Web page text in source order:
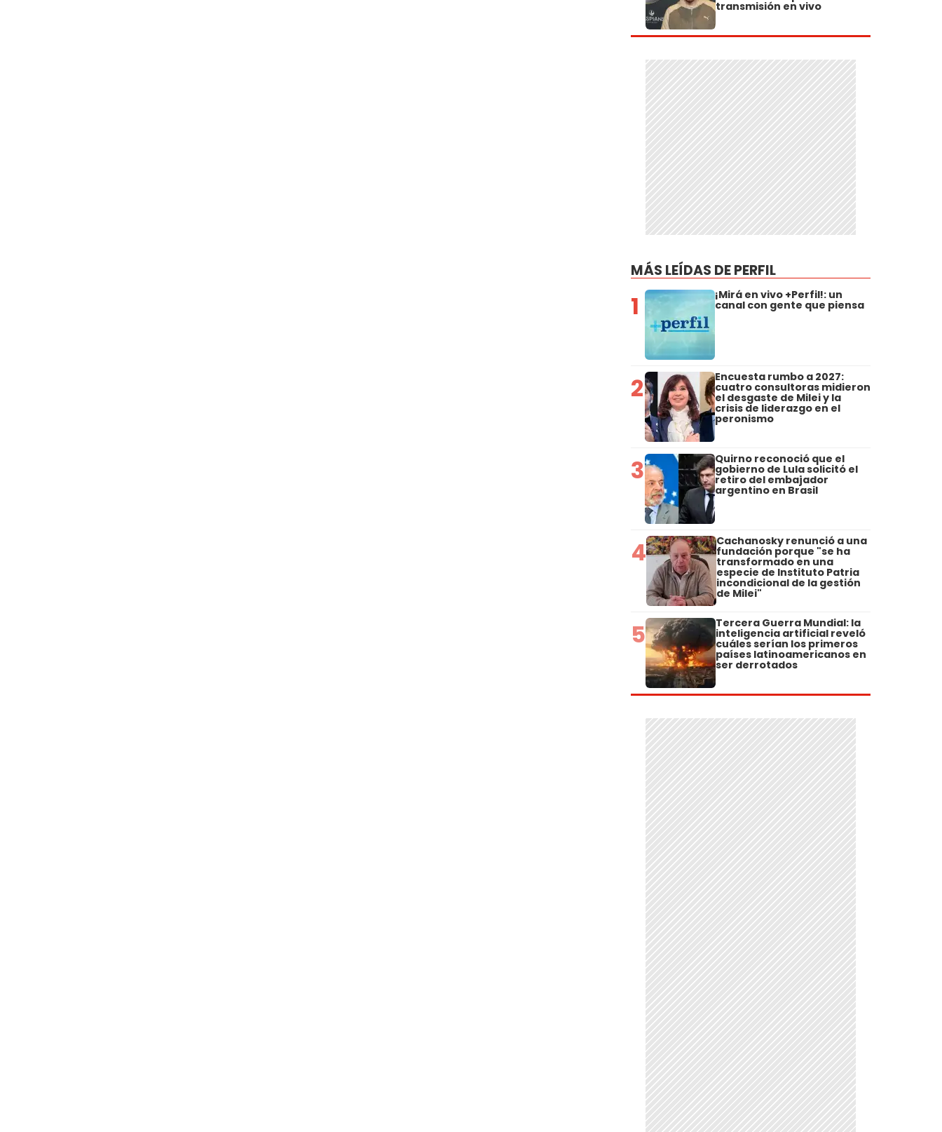
transmisión en vivo
MÁS LEÍDAS DE PERFIL
1 ¡Mirá en vivo +Perfil!: un
canal con gente que piensa
2 Encuesta rumbo a 2027:
cuatro consultoras midieron
el desgaste de Milei y la
crisis de liderazgo en el
peronismo
3 Quirno reconoció que el
gobierno de Lula solicitó el
retiro del embajador
argentino en Brasil
4 Cachanosky renunció a una
fundación porque "se ha
transformado en una
especie de Instituto Patria
incondicional de la gestión
de Milei"
5 Tercera Guerra Mundial: la
inteligencia artificial reveló
cuáles serían los primeros
países latinoamericanos en
ser derrotados